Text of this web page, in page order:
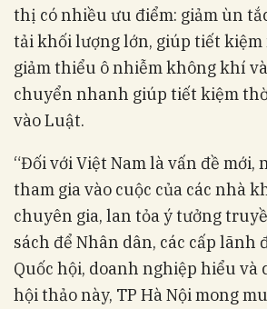
thị có nhiều ưu điểm: giảm ùn
tải khối lượng lớn, giúp tiết kiệm
giảm thiểu ô nhiễm không khí
chuyển nhanh giúp tiết kiệm
vào Luật.
“Đối với Việt Nam là vấn đề mới,
tham gia vào cuộc của các nhà
chuyên gia, lan tỏa ý tưởng
sách để Nhân dân, các cấp lãnh
Quốc hội, doanh nghiệp hiểu và
hội thảo này, TP Hà Nội mong